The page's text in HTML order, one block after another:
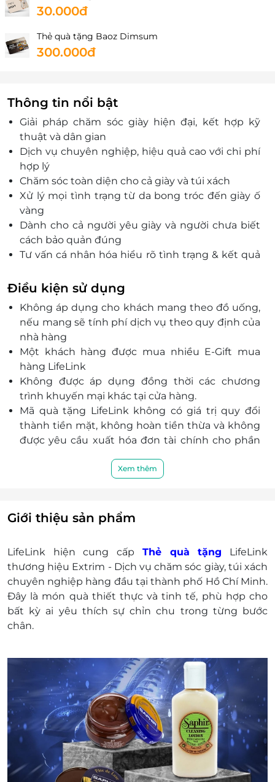
30.000đ
Thẻ quà tặng Baoz Dimsum
300.000đ
Thông tin nổi bật
Giải pháp chăm sóc giày hiện đại, kết hợp kỹ
thuật và dân gian
Dịch vụ chuyên nghiệp, hiệu quả cao với chi phí
hợp lý
Chăm sóc toàn diện cho cả giày và túi xách
Xử lý mọi tình trạng từ da bong tróc đến giày ố
vàng
Dành cho cả người yêu giày và người chưa biết
cách bảo quản đúng
Tư vấn cá nhân hóa hiểu rõ tình trạng & kết quả
Một điểm đến nhiều dịch vụ làm mới sản phẩm
thời trang
Điều kiện sử dụng
Không áp dụng cho khách mang theo đồ uống,
nếu mang sẽ tính phí dịch vụ theo quy định của
nhà hàng
Một khách hàng được mua nhiều E-Gift mua
hàng LifeLink
Không được áp dụng đồng thời các chương
trình khuyến mại khác tại cửa hàng.
Mã quà tặng LifeLink không có giá trị quy đổi
thành tiền mặt, không hoàn tiền thừa và không
được yêu cầu xuất hóa đơn tài chính cho phần
Khách hàng có trách nhiệm bảo mật thông tin
mất hoặc ở trạng thái "Đã sử dụng" với bất kỳ lý
lượng sản phẩm hoặc dịch vụ được cung cấp
cũng như đối với các tranh chấp về sau giữa
khách hàng và nhà cung cấp.
LifeLink có quyền sửa chữa hoặc thay đổi điều
khoản và điều kiện sử dụng mà không thông
báo trước.
Xem thêm
Giới thiệu sản phẩm
LifeLink hiện cung cấp Thẻ quà tặng LifeLink
thương hiệu Extrim - Dịch vụ chăm sóc giày, túi xách
chuyên nghiệp hàng đầu tại thành phố Hồ Chí Minh.
Đây là món quà thiết thực và tinh tế, phù hợp cho
bất kỳ ai yêu thích sự chỉn chu trong từng bước
chân.